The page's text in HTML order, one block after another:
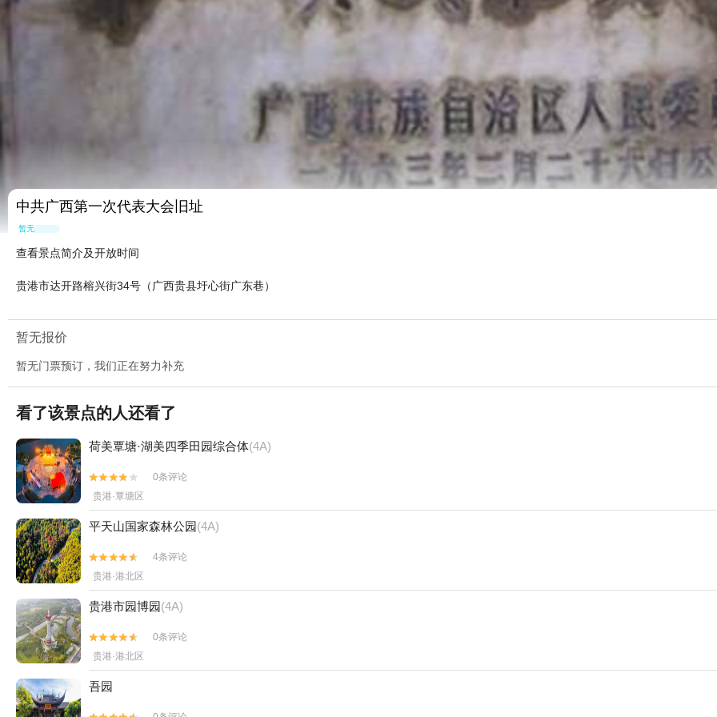
中共广西第一次代表大会旧址
暂无点评
查看景点简介及开放时间
贵港市达开路榕兴街34号（广西贵县圩心街广东巷）
暂无报价
暂无门票预订，我们正在努力补充
看了该景点的人还看了
荷美覃塘·湖美四季田园综合体(4A)


0条评论
贵港·覃塘区
平天山国家森林公园(4A)


4条评论
贵港·港北区
贵港市园博园(4A)


0条评论
贵港·港北区
吾园